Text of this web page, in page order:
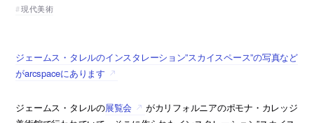
現代美術
ジェームス・タレルのインスタレーション”スカイスペース”の写真など
がarcspaceにあります
ジェームス・タレルの展覧会
がカリフォルニアのポモナ・カレッジ